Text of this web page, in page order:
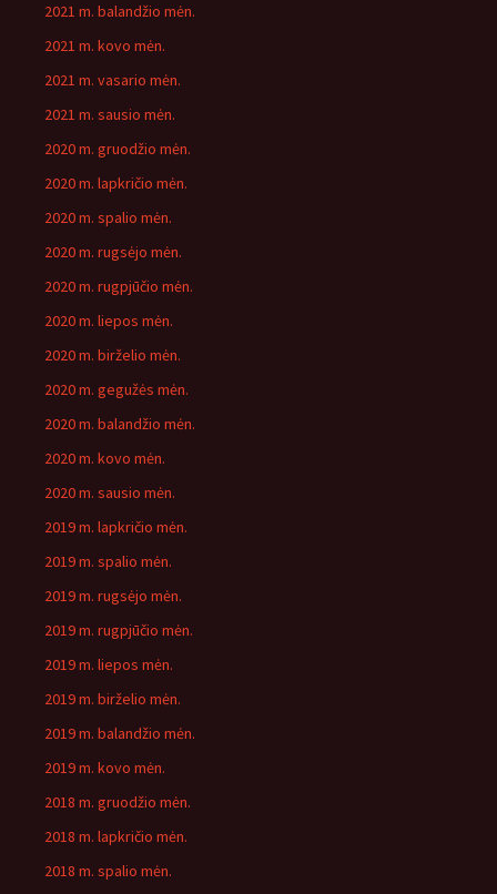
2021 m. balandžio mėn.
2021 m. kovo mėn.
2021 m. vasario mėn.
2021 m. sausio mėn.
2020 m. gruodžio mėn.
2020 m. lapkričio mėn.
2020 m. spalio mėn.
2020 m. rugsėjo mėn.
2020 m. rugpjūčio mėn.
2020 m. liepos mėn.
2020 m. birželio mėn.
2020 m. gegužės mėn.
2020 m. balandžio mėn.
2020 m. kovo mėn.
2020 m. sausio mėn.
2019 m. lapkričio mėn.
2019 m. spalio mėn.
2019 m. rugsėjo mėn.
2019 m. rugpjūčio mėn.
2019 m. liepos mėn.
2019 m. birželio mėn.
2019 m. balandžio mėn.
2019 m. kovo mėn.
2018 m. gruodžio mėn.
2018 m. lapkričio mėn.
2018 m. spalio mėn.